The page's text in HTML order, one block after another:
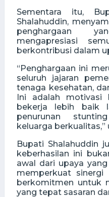
Sementara itu,
Shalahuddin,
penghargaan
mengapresiasi
berkontribusi dalam
“Penghargaan ini
seluruh jajaran
tenaga kesehatan,
Ini adalah motivasi
bekerja lebih baik
penurunan
keluarga berkualitas,”
Bupati Shalahuddin
keberhasilan ini
awal dari upaya
memperkuat
berkomitmen untuk
yang tepat sasaran